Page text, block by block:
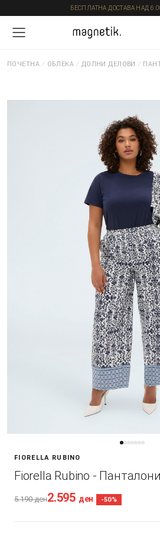
БЕСПЛАТНА ДОСТАВА НАД
ПОЧЕТНА / ОБЛЕКА / ДОЛНИ ДЕЛОВИ /
FIORELLA RUBINO
Fiorella Rubino - Панталони
5.190ден2.595 ден -50%